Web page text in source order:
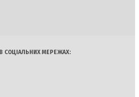
СОЦІАЛЬНИХ МЕРЕЖАХ: